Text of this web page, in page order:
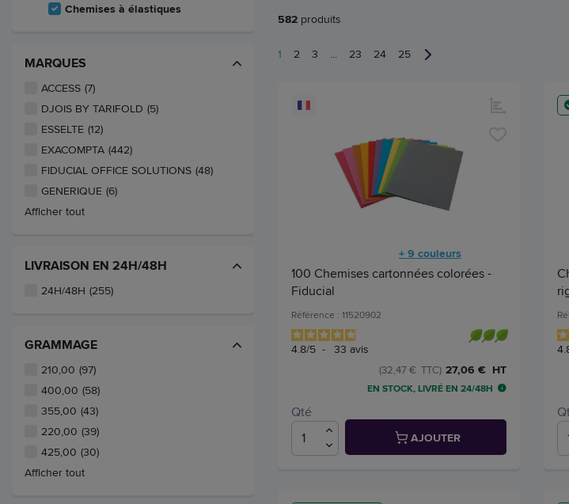
Chemises à élastiques
MARQUES
ACCESS (7)
DJOIS BY TARIFOLD (5)
ESSELTE (12)
EXACOMPTA (442)
FIDUCIAL OFFICE SOLUTIONS (48)
GENERIQUE (6)
Afficher tout
LIVRAISON EN 24H/48H
24H/48H (255)
GRAMMAGE
210,00 (97)
400,00 (58)
355,00 (43)
220,00 (39)
425,00 (30)
Afficher tout
582 produits
1 2 3 ... 23 24 25
+ 9 couleurs
100 Chemises cartonnées colorées -
Fiducial
Référence : 11520902
4.8/5 - 33 avis
27,06 € HT
(32,47 € TTC)
EN STOCK, LIVRÉ EN 24/48H
Qté
AJOUTER